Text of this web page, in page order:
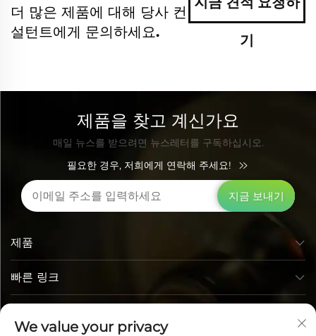
더 많은 제품에 대해 당사 컨
설턴트에게 문의하세요.
기
제품을 찾고 계신가요
매일 뉴스를 받으려면 뉴스레터를 구독하십시오.
필요한 경우, 저희에게 연락해 주세요!
지금 보내기
빠른 링크
제품
We value your privacy